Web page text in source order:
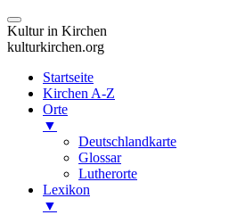
Kultur in Kirchen
kulturkirchen.org
Startseite
Kirchen A-Z
Orte
▼
Deutschlandkarte
Glossar
Lutherorte
Lexikon
▼